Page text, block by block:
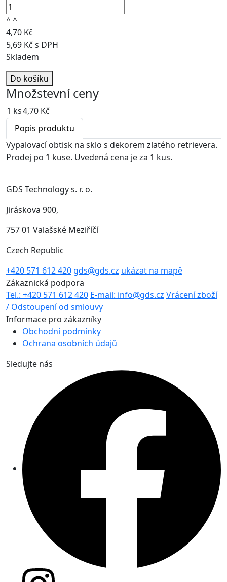
^^
4,70 Kč
5,69 Kč s DPH
Skladem
Do košíku
Množstevní ceny
1 ks4,70 Kč
Popis produktu
Vypalovací obtisk na sklo s dekorem zlatého retrievera.
Prodej po 1 kuse. Uvedená cena je za 1 kus.
GDS Technology s. r. o.
Jiráskova 900,
757 01 Valašské Meziříčí
Czech Republic
+420 571 612 420 gds@gds.cz ukázat na mapě
Zákaznická podpora
Tel.: +420 571 612 420 E-mail: info@gds.cz Vrácení zboží
/ Odstoupení od smlouvy
Informace pro zákazníky
Obchodní podmínky
Ochrana osobních údajů
Sledujte nás